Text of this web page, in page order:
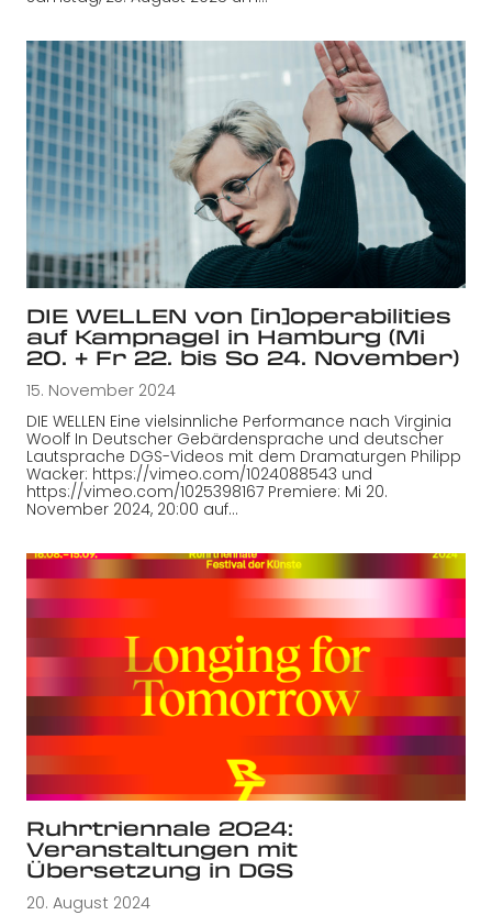
DIE WELLEN von [in]operabilities
auf Kampnagel in Hamburg (Mi
20. + Fr 22. bis So 24. November)
15. November 2024
DIE WELLEN Eine vielsinnliche Performance nach Virginia
Woolf In Deutscher Gebärdensprache und deutscher
Lautsprache DGS-Videos mit dem Dramaturgen Philipp
Wacker: https://vimeo.com/1024088543 und
https://vimeo.com/1025398167 Premiere: Mi 20.
November 2024, 20:00 auf…
Ruhrtriennale 2024:
Veranstaltungen mit
Übersetzung in DGS
20. August 2024